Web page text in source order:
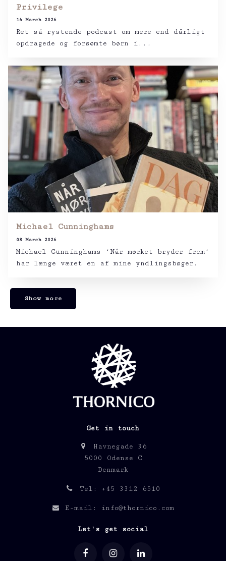
Privilege
16 March 2026
Ret så rystende podcast om mere end dårligt
opdragede og forsømte børn i...
Michael Cunninghams
08 March 2026
Michael Cunninghams ‘Når mørket bryder frem‘
har længe været en af mine yndlingsbøger.
Show more
Get in touch
Havnegade 36
5000 Odense C
Denmark
Tel: +45 3312 6510
E-mail: info@thornico.com
Let's get social